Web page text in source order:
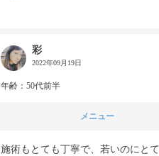
彩
2022年09月19日
年齢：50代前半
メニュー
施術もとても丁寧で、若いのにと